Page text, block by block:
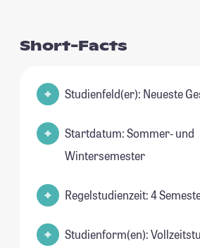
Short-Facts
Studienfeld(er):
Startdatum: Sommer- und
Wintersemester
Regelstudienzeit: 4
Studienform(en):